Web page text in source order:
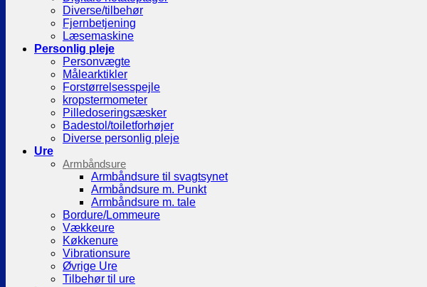
Diverse/tilbehør
Fjernbetjening
Læsemaskine
Personlig pleje
Personvægte
Målearktikler
Forstørrelsesspejle
kropstermometer
Pilledoseringsæsker
Badestol/toiletforhøjer
Diverse personlig pleje
Ure
Armbåndsure
Armbåndsure til svagtsynet
Armbåndsure m. Punkt
Armbåndsure m. tale
Bordure/Lommeure
Vækkeure
Køkkenure
Vibrationsure
Øvrige Ure
Tilbehør til ure